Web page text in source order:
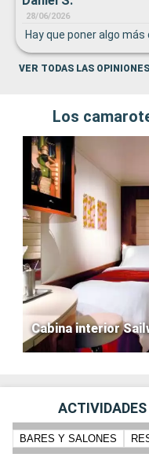
28/06/2026
Hay que poner algo
VER TODAS LAS
Los
Cabina interior
BARES Y SALONES